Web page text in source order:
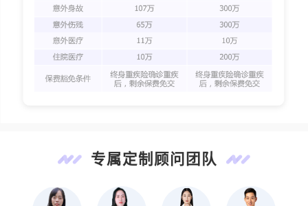
专属定制顾问团队